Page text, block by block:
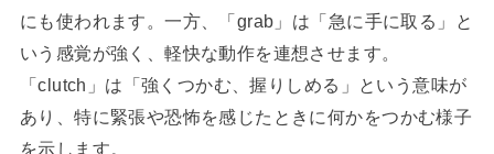
にも使われます。一方、「grab」は「急に手に取る」と
いう感覚が強く、軽快な動作を連想させます。
「clutch」は「強くつかむ、握りしめる」という意味が
あり、特に緊張や恐怖を感じたときに何かをつかむ様子
を示します。